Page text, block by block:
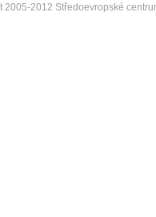
2012 Středoevropské